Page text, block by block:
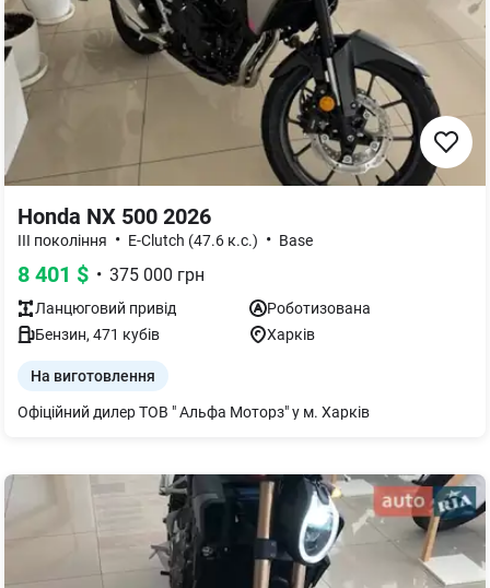
Honda NX 500 2026
III покоління • E-Clutch (47.6 к.с.) • Base
8 401 $ • 375 000 грн
Ланцюговий привід
Роботизована
Бензин, 471 кубів Харків
На виготовлення
Офіційний дилер ТОВ " Альфа Моторз" у м. Харків